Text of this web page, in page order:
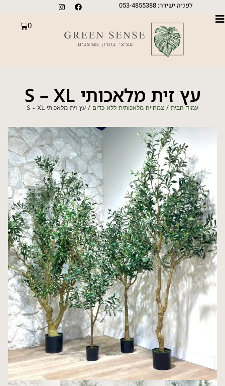
לפניה ישירה: 053-4855388
0
עץ זית מלאכותי S – XL
עמוד הבית / צמחייה מלאכותית ללא כדים / עץ זית מלאכותי S – XL